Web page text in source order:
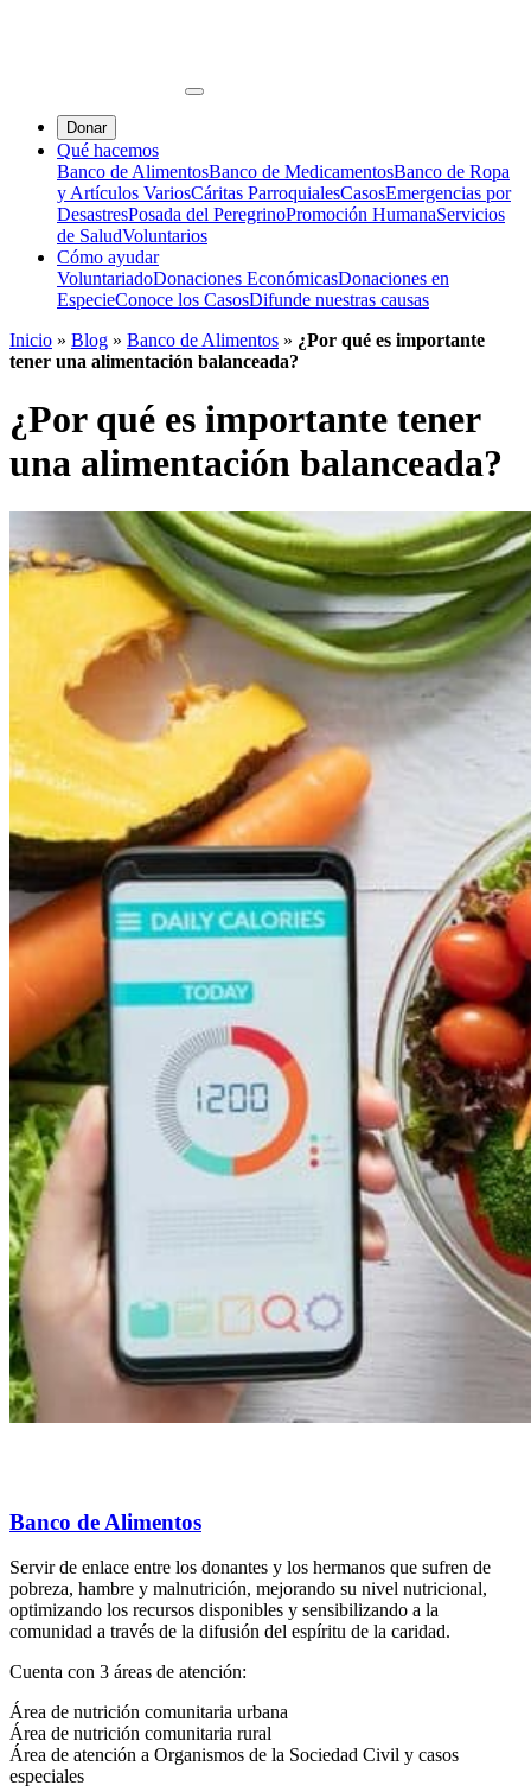
Donar
Qué hacemos
Banco de AlimentosBanco de MedicamentosBanco de Ropa
y Artículos VariosCáritas ParroquialesCasosEmergencias por
DesastresPosada del PeregrinoPromoción HumanaServicios
de SaludVoluntarios
Cómo ayudar
VoluntariadoDonaciones EconómicasDonaciones en
EspecieConoce los CasosDifunde nuestras causas
Inicio » Blog » Banco de Alimentos » ¿Por qué es importante
tener una alimentación balanceada?
¿Por qué es importante tener
una alimentación balanceada?
Banco de Alimentos
Servir de enlace entre los donantes y los hermanos que sufren de
pobreza, hambre y malnutrición, mejorando su nivel nutricional,
optimizando los recursos disponibles y sensibilizando a la
comunidad a través de la difusión del espíritu de la caridad.
Cuenta con 3 áreas de atención:
Área de nutrición comunitaria urbana
Área de nutrición comunitaria rural
Área de atención a Organismos de la Sociedad Civil y casos
especiales